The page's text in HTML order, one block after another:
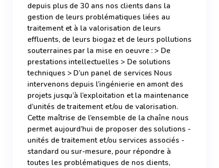
depuis plus de 30 ans nos clients dans la
gestion de leurs problématiques liées au
traitement et à la valorisation de leurs
effluents, de leurs biogaz et de leurs pollutions
souterraines par la mise en oeuvre : > De
prestations intellectuelles > De solutions
techniques > D’un panel de services Nous
intervenons depuis l’ingénierie en amont des
projets jusqu’à l’exploitation et la maintenance
d’unités de traitement et/ou de valorisation.
Cette maîtrise de l’ensemble de la chaîne nous
permet aujourd’hui de proposer des solutions -
unités de traitement et/ou services associés -
standard ou sur-mesure, pour répondre à
toutes les problématiques de nos clients,